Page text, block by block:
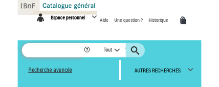
Espace personnel Aide Une question ? Historique
Tout
Recherche avancée AUTRES RECHERCHES
Panneau de gestion des cookies